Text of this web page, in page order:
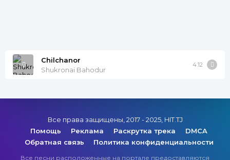
Chilchanor
Shukronai Bahodur
4:12
Все права защищены, 2017 - 2025, HIT.TJ
Помощь
Реклама Раскрутка трека
DMCA
Обратная связь
Политика конфиденциальности
Все песни расположенные на портале предоставляются